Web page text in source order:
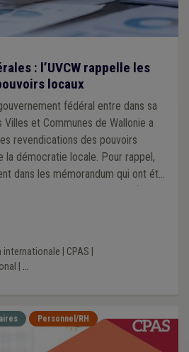
: l’UVCW rappelle les
locaux
fédéral entre dans sa
Villes et Communes de Wallonie a
revendications des pouvoirs
la démocratie locale. Pour rappel,
dans les mémorandum qui ont été
internationale CPAS
...
Personnel/RH